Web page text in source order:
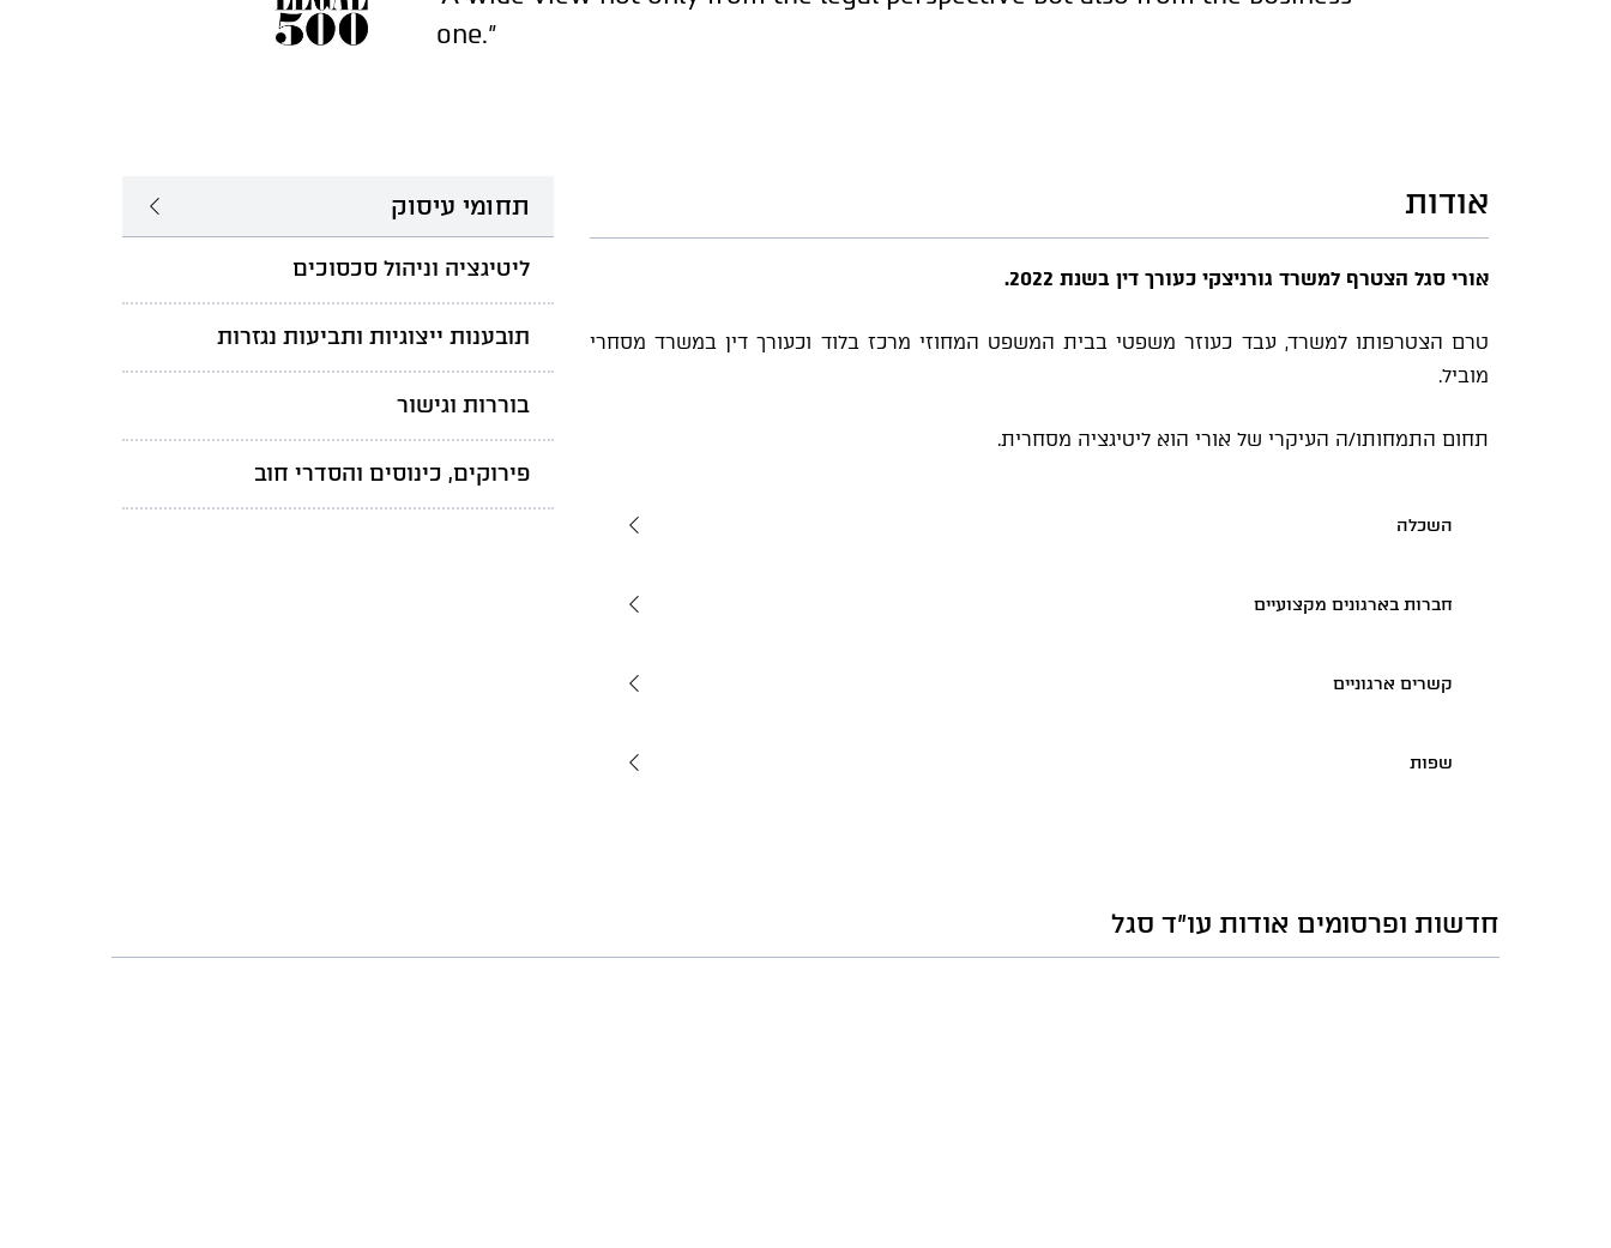
one.”
אודות
אורי סגל הצטרף למשרד גורניצקי כעורך דין בשנת 2022.
טרם הצטרפותו למשרד, עבד כעוזר משפטי בבית המשפט המחוזי מרכז בלוד וכעורך דין במשרד מסחרי
מוביל.
תחום התמחותו/ה העיקרי של אורי הוא ליטיגציה מסחרית.
השכלה
חברות בארגונים מקצועיים
קשרים ארגוניים
שפות
תחומי עיסוק
ליטיגציה וניהול סכסוכים
תובענות ייצוגיות ותביעות נגזרות
בוררות וגישור
פירוקים, כינוסים והסדרי חוב
חדשות ופרסומים אודות עו"ד סגל